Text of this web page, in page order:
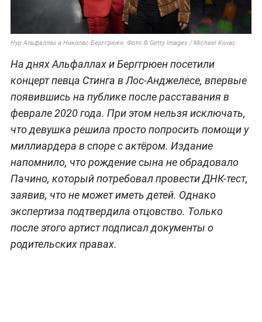
Нур Альфаллах и Николас Берггрюен. Фото © Getty Images / Michael Kovac
На днях Альфаллах и Берггрюен посетили
концерт певца Стинга в Лос-Анджелесе, впервые
появившись на публике после расставания в
феврале 2020 года. При этом нельзя исключать,
что девушка решила просто попросить помощи у
миллиардера в споре с актёром. Издание
напомнило, что рождение сына не обрадовало
Пачино, который потребовал провести ДНК-тест,
заявив, что не может иметь детей. Однако
экспертиза подтвердила отцовство. Только
после этого артист подписал документы о
родительских правах.